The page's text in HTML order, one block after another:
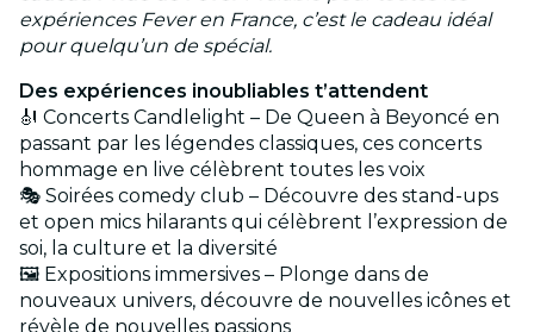
expériences Fever en France, c’est le cadeau idéal
pour quelqu’un de spécial.
Des expériences inoubliables t’attendent
🎻 Concerts Candlelight – De Queen à Beyoncé en
passant par les légendes classiques, ces concerts
hommage en live célèbrent toutes les voix
🎭 Soirées comedy club – Découvre des stand-ups
et open mics hilarants qui célèbrent l’expression de
soi, la culture et la diversité
🖼️ Expositions immersives – Plonge dans de
nouveaux univers, découvre de nouvelles icônes et
révèle de nouvelles passions